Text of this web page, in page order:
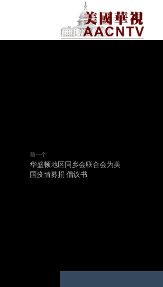
前一个
华盛顿地区同乡会联合会为美
国疫情募捐 倡议书